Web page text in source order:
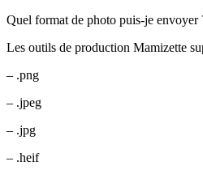
Quel format de photo puis-je envoyer
Les outils de production Mamizette
– .png
– .jpeg
– .jpg
– .heif